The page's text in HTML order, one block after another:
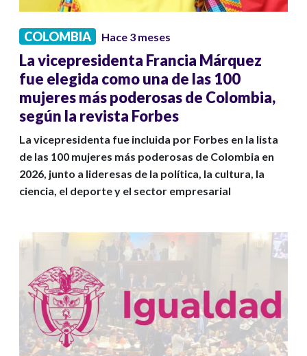
COLOMBIA Hace 3 meses
La vicepresidenta Francia Márquez
fue elegida como una de las 100
mujeres más poderosas de Colombia,
según la revista Forbes
La vicepresidenta fue incluida por Forbes en la lista
de las 100 mujeres más poderosas de Colombia en
2026, junto a lideresas de la política, la cultura, la
ciencia, el deporte y el sector empresarial